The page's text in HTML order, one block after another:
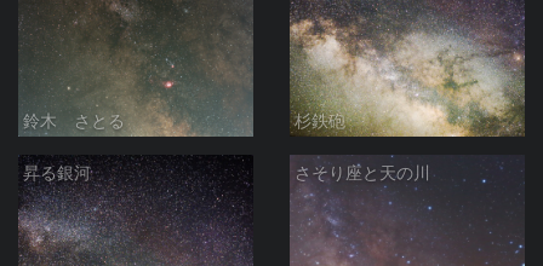
鈴木 さとる 杉鉄砲
昇る銀河 さそり座と天の川